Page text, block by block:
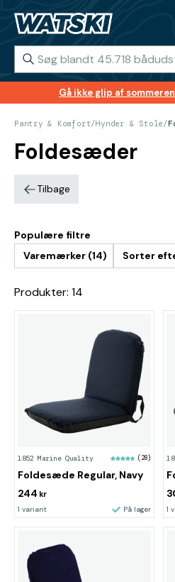
Gå ikke glip af
Pantry & Komfort/Hynder & Stole/
Foldesæder
Tilbage
Populære filtre
Varemærker (14)
Sorter
Produkter: 14
1852 Marine Quality (28)
Foldesæde Regular, Navy
244 kr
1 variant På lager 1